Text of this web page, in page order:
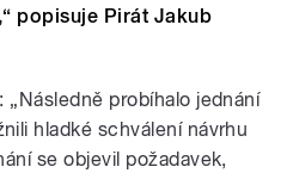
popisuje Pirát Jakub
probíhalo jednání
hladké schválení návrhu
se objevil požadavek,